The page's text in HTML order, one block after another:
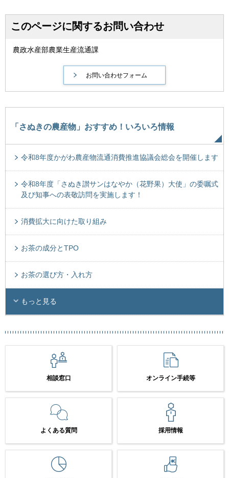
このページに関するお問い合わせ
農政水産部農業生産流通課
「さぬきの農産物」おすすめ！いろいろ情報
令和8年度かがわ農産物流通消費推進協議会総会を開催します
令和8年度「さぬき讃サンはなやか（花野果）大使」の委嘱式
及び知事への表敬訪問を実施します！
消費拡大に向けた取り組み
お茶の成分とTPO
お茶の選び方・入れ方
もっと見る
相談窓口 オンライン手続等
よくある質問 採用情報